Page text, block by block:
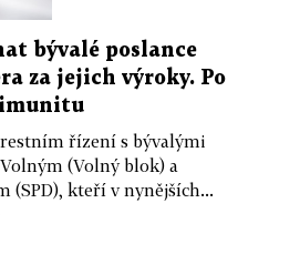
bývalé poslance
za jejich výroky. Po
řízení s bývalými
(Volný blok) a
(SPD), kteří v nynějších...